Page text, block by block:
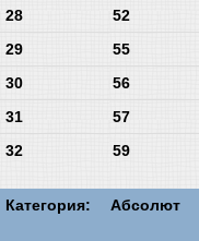
28 52
29 55
30 56
31 57
32 59
Категория: Абсолют